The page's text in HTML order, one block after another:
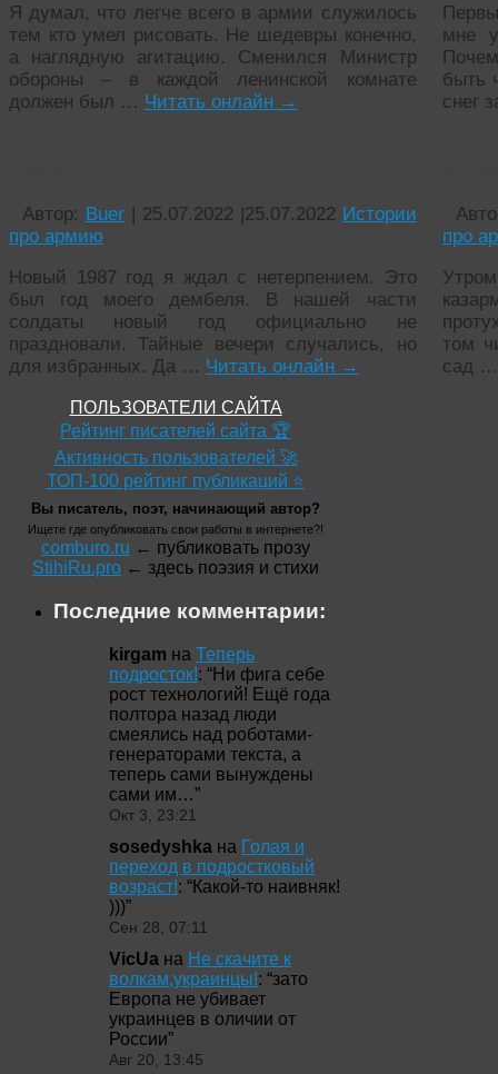
Я думал, что легче всего в армии служилось
тем кто умел рисовать. Не шедевры конечно,
а наглядную агитацию. Сменился Министр
обороны – в каждой ленинской комнате
должен был … Читать онлайн →
мне
быть
снег
Автор: Buer | 25.07.2022 |25.07.2022 Истории
про армию
Новый 1987 год я ждал с нетерпением. Это
был год моего дембеля. В нашей части
солдаты новый год официально не
праздновали. Тайные вечери случались, но
для избранных. Да … Читать онлайн →
про
том
сад
ПОЛЬЗОВАТЕЛИ САЙТА
Рейтинг писателей сайта 🏆
Активность пользователей 🚀
ТОП-100 рейтинг публикаций ⭐
Вы писатель, поэт, начинающий автор?
Ищете где опубликовать свои работы в интернете?!
comburo.ru ← публиковать прозу
StihiRu.pro ← здесь поэзия и стихи
Последние комментарии:
kirgam на Теперь
подросток!: “Ни фига себе
рост технологий! Ещё года
полтора назад люди
смеялись над роботами-
генераторами текста, а
теперь сами вынуждены
сами им…”
Окт 3, 23:21
sosedyshka на Голая и
переход в подростковый
возраст!: “Какой-то наивняк!
)))”
Сен 28, 07:11
VicUa на Не скачите к
волкам,украинцы!: “зато
Европа не убивает
украинцев в оличии от
России”
Авг 20, 13:45